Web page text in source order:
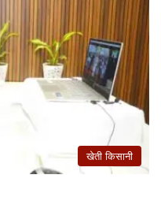
खेती किसानी